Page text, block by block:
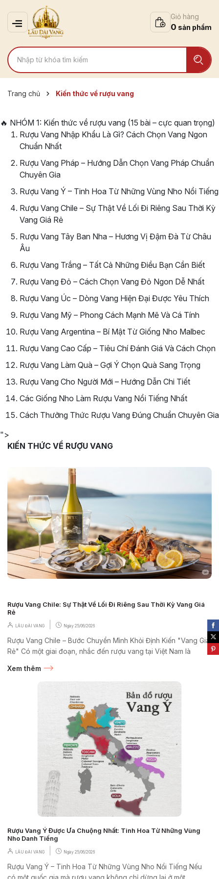
Giỏ hàng
0
Trang chủ Kiến thức về rượu vang
🔥 NHÓM 1: Kiến thức về rượu vang (15 bài – cực quan trọng)
Rượu Vang Nhập Khẩu Là Gì? Cách Chọn Vang Ngon
Chuẩn Nhất
Rượu Vang Pháp – Hướng Dẫn Chọn Vang Pháp Chuẩn
Chuyên Gia
Rượu Vang Ý – Tinh Hoa Từ Những Vùng Nho Nổi Tiếng
Rượu Vang Chile – Sự Thật Về Lối Đi Riêng Sau Thời Kỳ
Vang Giá Rẻ
Rượu Vang Tây Ban Nha – Hương Vị Đậm Đà Từ Châu
Âu
Rượu Vang Trắng – Tất Cả Những Điều Bạn Cần Biết
Rượu Vang Đỏ – Cách Chọn Vang Đỏ Ngon Dễ Nhất
Rượu Vang Úc – Dòng Vang Hiện Đại Được Yêu Thích
Rượu Vang Mỹ – Phong Cách Mạnh Mẽ Và Cá Tính
Rượu Vang Argentina – Bí Mật Từ Giống Nho Malbec
Rượu Vang Cao Cấp – Tiêu Chí Đánh Giá Và Cách Chọn
Rượu Vang Làm Quà – Gợi Ý Chọn Quà Sang Trọng
Rượu Vang Cho Người Mới – Hướng Dẫn Chi Tiết
Các Giống Nho Làm Rượu Vang Nổi Tiếng Nhất
Cách Thưởng Thức Rượu Vang Đúng Chuẩn Chuyên Gia
">
KIẾN THỨC VỀ RƯỢU VANG
Rượu Vang Chile: Sự Thật Về Lối Đi Riêng Sau Thời Kỳ Vang Giá
Rẻ
LÂU ĐÀI VANG Ngày 25/06/2026
Rượu Vang Chile – Bước Chuyển Mình Khỏi Định Kiến "Vang Giá
Rẻ" Có một giai đoạn, nhắc đến rượu vang tại Việt Nam là
Xem thêm
Rượu Vang Ý Được Ưa Chuộng Nhất: Tinh Hoa Từ Những Vùng
Nho Danh Tiếng
LÂU ĐÀI VANG Ngày 25/06/2026
Rượu Vang Ý – Tinh Hoa Từ Những Vùng Nho Nổi Tiếng Nếu
có một quốc gia mà rượu vang không chỉ dừng lại ở một...